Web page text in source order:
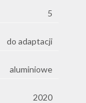
5
do adaptacji
aluminiowe
2020